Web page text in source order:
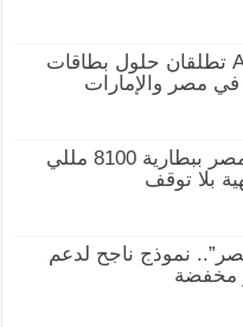
Mastercard وAFS تطلقان حلول بطاقات
في مصر والإمارات
vivo Y500 يصل مصر ببطارية 8100 مللي
بلا توقف
نموذج ناجح لدعم
مخفضة